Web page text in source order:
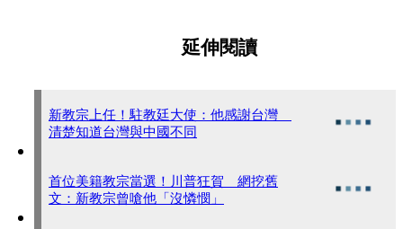
延伸閱讀
新教宗上任！駐教廷大使：他感謝台灣
清楚知道台灣與中國不同
首位美籍教宗當選！川普狂賀 網挖舊
文：新教宗曾嗆他「沒憐憫」